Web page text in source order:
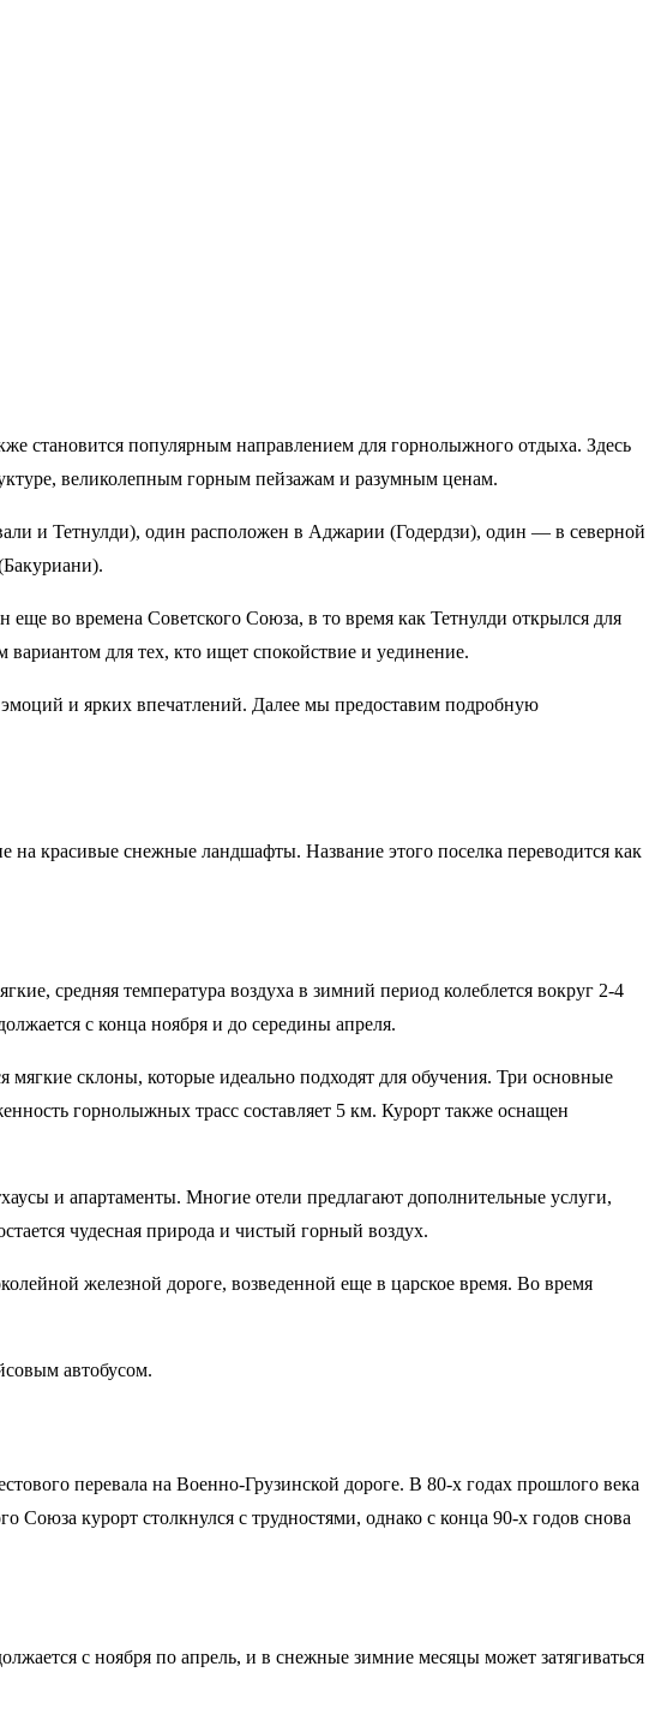
становится популярным направлением для горнолыжного отдыха. Здесь
великолепным горным пейзажам и разумным ценам.
и Тетнулди), один расположен в Аджарии (Годердзи), один — в северной
во времена Советского Союза, в то время как Тетнулди открылся для
для тех, кто ищет спокойствие и уединение.
и ярких впечатлений. Далее мы предоставим подробную
красивые снежные ландшафты. Название этого поселка переводится как
средняя температура воздуха в зимний период колеблется вокруг 2-4
с конца ноября и до середины апреля.
склоны, которые идеально подходят для обучения. Три основные
горнолыжных трасс составляет 5 км. Курорт также оснащен
и апартаменты. Многие отели предлагают дополнительные услуги,
чудесная природа и чистый горный воздух.
железной дороге, возведенной еще в царское время. Во время
автобусом.
перевала на Военно-Грузинской дороге. В 80-х годах прошлого века
Союза курорт столкнулся с трудностями, однако с конца 90-х годов снова
с ноября по апрель, и в снежные зимние месяцы может затягиваться